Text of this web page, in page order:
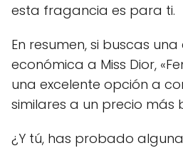
esta fragancia es para ti.
En resumen, si buscas
económica a Miss Dior,
una excelente opción a
similares a un precio más
¿Y tú, has probado